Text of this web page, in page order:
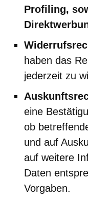
Profiling,
haben das
jederzeit zu
eine
ob
und auf
auf weitere
Daten
Vorgaben.